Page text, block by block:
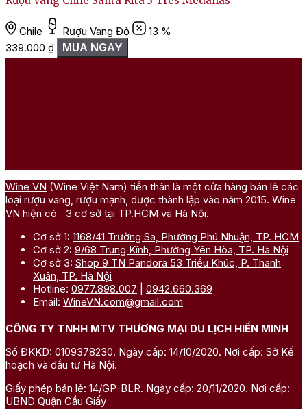
Chile Rượu Vang Đỏ
13 %
339.000 ₫ MUA NGAY
Wine VN (Wine Việt Nam) tiền thân là một cửa hàng bán lẻ các
loại rượu vang, rượu mạnh, được thành lập vào năm 2015. Wine
VN hiện có 3 cơ sở tại TP.HCM và Hà Nội.
Cơ sở 1: 1168/41 Trường Sa, Phường Phú Nhuận, TP. HCM
Cơ sở 2: 9/68 Trung Kính, Phường Yên Hòa, TP. Hà Nội
Cơ sở 3: Shop 9 TN Pandora 53 Triều Khúc, P. Thanh
Xuân, TP. Hà Nội
Hotline: 0977.898.007
0942.660.369
Email: WineVN.com@gmail.com
CÔNG TY TNHH MTV THƯƠNG MẠI DU LỊCH HIỀN MINH
Số ĐKKD: 0109378230. Ngày cấp: 14/10/2020. Nơi cấp: Sở Kế
hoạch và đầu tư Hà Nội.
Giấy phép bán lẻ: 14/GP-BLR. Ngày cấp: 20/11/2020. Nơi cấp:
UBND Quận Cầu Giấy